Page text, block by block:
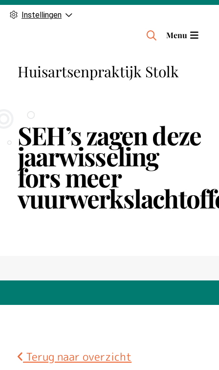
Instellingen
Huisartsenpraktijk Stolk
H
f
n
u
Menu
SEH’s zagen deze
jaarwisseling
fors meer
Terug naar overzicht